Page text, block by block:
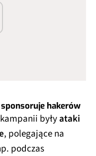
hakerów
byłyataki
, polegające na
podczas